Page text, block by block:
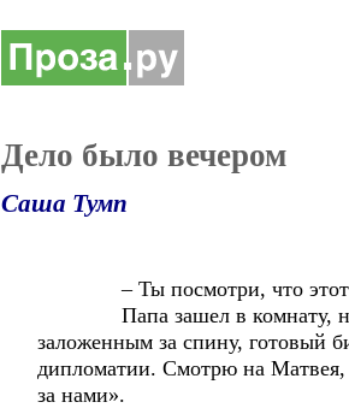
Дело было вечером
Саша Тумп
– Ты посмотри, что этот
Папа зашел в комнату, неся
заложенным за спину, готовый
дипломатии. Смотрю на Матвея,
за нами».